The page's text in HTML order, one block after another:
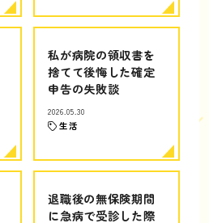
私が病院の領収書を
捨てて後悔した確定
申告の失敗談
2026.05.30
生活
退職後の無保険期間
に急病で受診した際